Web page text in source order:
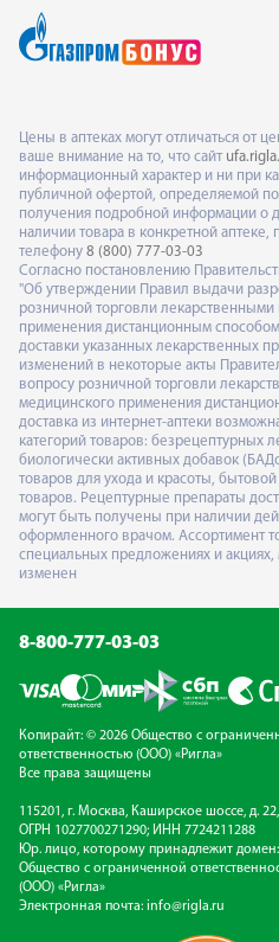
Цены в аптеках могут отличаться от
ваше внимание на то, что сайт
информационный характер и ни при
публичной офертой, определяемой
получения подробной информации о
наличии товара в конкретной аптеке,
телефону 8 (800) 777-03-03
Согласно постановлению
"Об утверждении Правил выдачи
розничной торговли
применения дистанционным
доставки указанных лекарственных
изменений в некоторые акты
вопросу розничной торговли
медицинского применения
доставка из интернет-аптеки
категорий товаров: безрецептурных
биологически активных добавок
товаров для ухода и красоты,
товаров. Рецептурные препараты
могут быть получены при наличии
оформленного врачом. Ассортимент
специальных предложениях и
изменен
8-800-777-03-03
Копирайт: © 2026 Общество с
ответственностью (ООО) «Ригла»
Все права защищены
115201, г. Москва, Каширское шоссе, д. 22,
ОГРН 1027700271290; ИНН 7724211288
Юр. лицо, которому принадлежит домен:
Общество с ограниченной
(ООО) «Ригла»
Электронная почта: info@rigla.ru